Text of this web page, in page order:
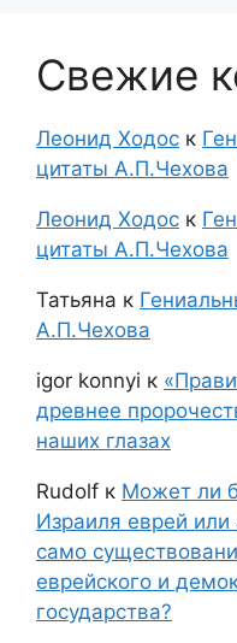
Свежие
Леонид Ходос к
цитаты А.П.Чехова
Леонид Ходос к
цитаты А.П.Чехова
Татьяна к
А.П.Чехова
igor konnyi к
древнее
наших глазах
Rudolf к Может ли
Израиля еврей
само
еврейского и
государства?